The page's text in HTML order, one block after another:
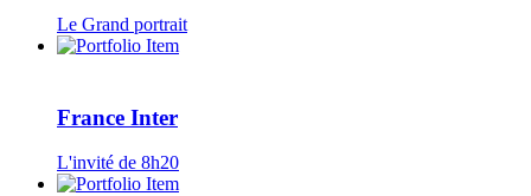
Le Grand portrait
France Inter
L'invité de 8h20